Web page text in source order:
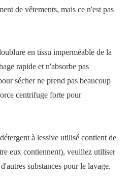
de vêtements, mais ce n'est pas
en tissu imperméable de la
rapide et n'absorbe pas
sécher ne prend pas beaucoup
centrifuge forte pour
à lessive utilisé contient de
eux contiennent), veuillez utiliser
substances pour le lavage.